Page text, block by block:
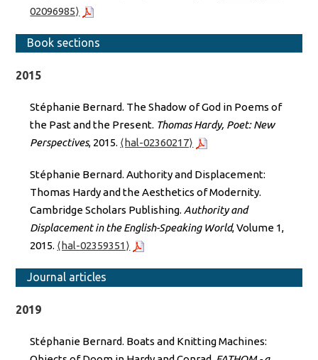
02096985⟩
Book sections
2015
Stéphanie Bernard. The Shadow of God in Poems of
the Past and the Present. Thomas Hardy, Poet: New
Perspectives, 2015. ⟨hal-02360217⟩
Stéphanie Bernard. Authority and Displacement:
Thomas Hardy and the Aesthetics of Modernity.
Cambridge Scholars Publishing. Authority and
Displacement in the English-Speaking World, Volume 1,
2015. ⟨hal-02359351⟩
Journal articles
2019
Stéphanie Bernard. Boats and Knitting Machines: